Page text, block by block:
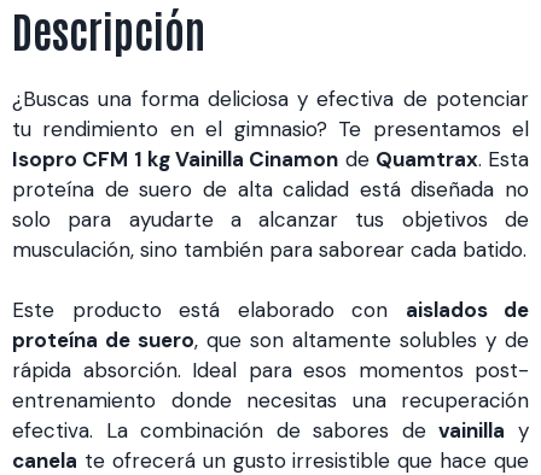
Descripción
¿Buscas una forma deliciosa y efectiva de potenciar
tu rendimiento en el gimnasio? Te presentamos el
Isopro CFM 1 kg Vainilla Cinamon de Quamtrax. Esta
proteína de suero de alta calidad está diseñada no
solo para ayudarte a alcanzar tus objetivos de
musculación, sino también para saborear cada batido.
Este producto está elaborado con aislados de
proteína de suero, que son altamente solubles y de
rápida absorción. Ideal para esos momentos post-
entrenamiento donde necesitas una recuperación
efectiva. La combinación de sabores devainilla y
canela te ofrecerá un gusto irresistible que hace que